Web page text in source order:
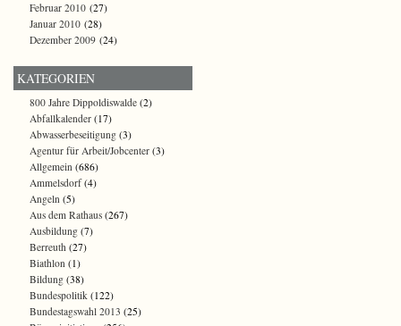
Februar 2010 (27)
Januar 2010 (28)
Dezember 2009 (24)
KATEGORIEN
800 Jahre Dippoldiswalde (2)
Abfallkalender (17)
Abwasserbeseitigung (3)
Agentur für Arbeit/Jobcenter (3)
Allgemein (686)
Ammelsdorf(4)
Angeln (5)
Aus dem Rathaus (267)
Ausbildung (7)
Berreuth (27)
Biathlon (1)
Bildung (38)
Bundespolitik (122)
Bundestagswahl 2013 (25)